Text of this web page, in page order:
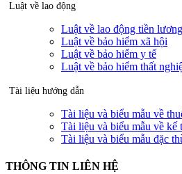
Luật về lao động
Luật về lao động tiền lương
Luật về bảo hiểm xã hội
Luật về bảo hiểm y tế
Luật về bảo hiểm thất
Tài liệu hướng dẫn
Tài liệu và biểu mẫu về
Tài liệu và biểu mẫu về kế
Tài liệu và biểu mẫu đặc
THÔNG TIN LIÊN HỆ